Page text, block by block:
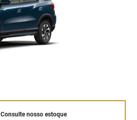
Consulte nosso estoque